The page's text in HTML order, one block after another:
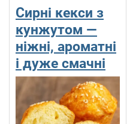
Сирні кекси з
кунжутом —
ніжні, ароматні
і дуже смачні